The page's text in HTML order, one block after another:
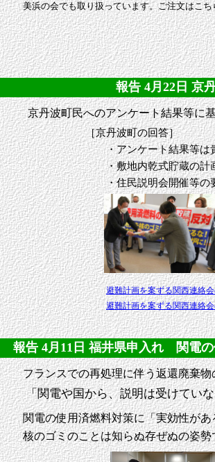
美浜の会でも取り扱っています。ご注文はこ
報告 4月22日 京
京丹波町民へのアンケート結果等に
［京丹波町の回答］
・アンケート結果等は貴重な
・敷地内乾式貯蔵の計画は注視
・住民説明会開催等の要望
避難計画を案ずる関西連絡
避難計画を案ずる関西連絡
報告 4月11日 福井県申入れ 関電の
フランスでの再処理に伴う返還廃棄
「関電や国から、説明は受けてい
関電の使用済燃料対策に「実効性が
核のゴミのことは知らぬ存ぜぬの姿